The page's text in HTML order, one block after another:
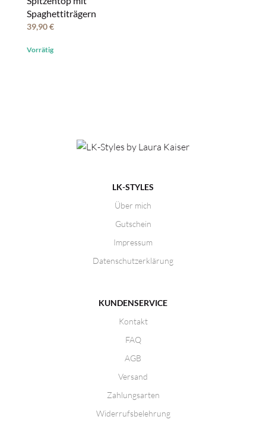
Spaghettiträgern
39,90€
Vorrätig
LK-STYLES
Über mich
Gutschein
Impressum
Datenschutzerklärung
KUNDENSERVICE
Kontakt
FAQ
AGB
Versand
Zahlungsarten
Widerrufsbelehrung